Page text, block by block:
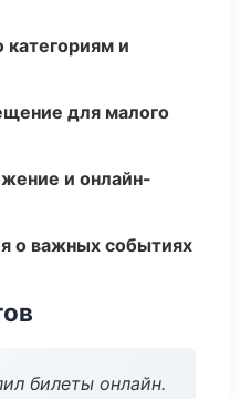
и
для малого
и онлайн-
о важных событиях
билеты онлайн.